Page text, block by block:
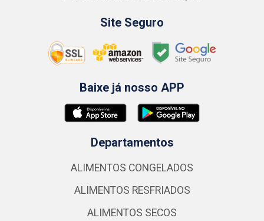
Site Seguro
Baixe já nosso APP
Departamentos
ALIMENTOS CONGELADOS
ALIMENTOS RESFRIADOS
ALIMENTOS SECOS